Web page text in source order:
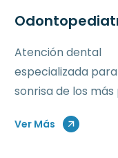
Atención dental
especializada
sonrisa de los más
Ver Más